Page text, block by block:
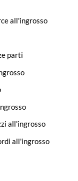
all'ingrosso
parti
all'ingrosso
all'ingrosso